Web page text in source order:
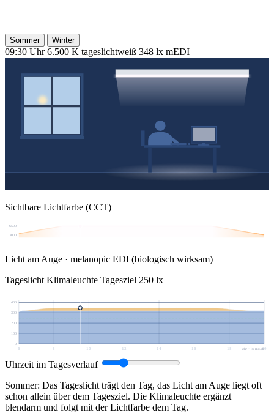
Sommer Winter
09:30 Uhr 6.500 K tageslichtweiß 348 lx mEDI
Sichtbare Lichtfarbe (CCT)
6500
3000
Licht am Auge · melanopic EDI (biologisch wirksam)
Tageslicht Klimaleuchte Tagesziel 250 lx
0
100
200
300
400
6 12 14 16 20
Uhr · lx mEDI
Uhrzeit im Tagesverlauf
Sommer: Das Tageslicht trägt den Tag, das Licht am Auge liegt oft
schon allein über dem Tagesziel. Die Klimaleuchte ergänzt
blendarm und folgt mit der Lichtfarbe dem Tag.